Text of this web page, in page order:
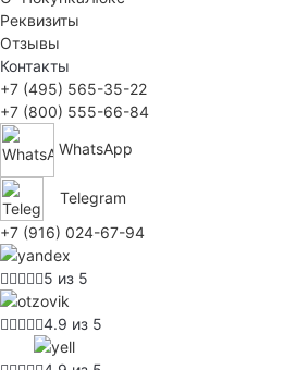
Реквизиты
Отзывы
Контакты
+7 (495) 565-35-22
+7 (800) 555-66-84
WhatsApp
Telegram
+7 (916) 024-67-94
5 из 5
4.9 из 5